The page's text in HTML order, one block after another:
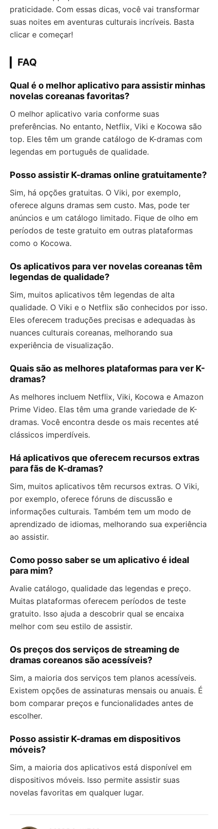
praticidade. Com essas dicas, você vai transformar
suas noites em aventuras culturais incríveis. Basta
clicar e começar!
FAQ
Qual é o melhor aplicativo para assistir minhas
novelas coreanas favoritas?
O melhor aplicativo varia conforme suas
preferências. No entanto, Netflix, Viki e Kocowa são
top. Eles têm um grande catálogo de K-dramas com
legendas em português de qualidade.
Posso assistir K-dramas online gratuitamente?
Sim, há opções gratuitas. O Viki, por exemplo,
oferece alguns dramas sem custo. Mas, pode ter
anúncios e um catálogo limitado. Fique de olho em
períodos de teste gratuito em outras plataformas
como o Kocowa.
Os aplicativos para ver novelas coreanas têm
legendas de qualidade?
Sim, muitos aplicativos têm legendas de alta
qualidade. O Viki e o Netflix são conhecidos por isso.
Eles oferecem traduções precisas e adequadas às
nuances culturais coreanas, melhorando sua
experiência de visualização.
Quais são as melhores plataformas para ver K-
dramas?
As melhores incluem Netflix, Viki, Kocowa e Amazon
Prime Video. Elas têm uma grande variedade de K-
dramas. Você encontra desde os mais recentes até
clássicos imperdíveis.
Há aplicativos que oferecem recursos extras
para fãs de K-dramas?
Sim, muitos aplicativos têm recursos extras. O Viki,
por exemplo, oferece fóruns de discussão e
informações culturais. Também tem um modo de
aprendizado de idiomas, melhorando sua experiência
ao assistir.
Como posso saber se um aplicativo é ideal
para mim?
Avalie catálogo, qualidade das legendas e preço.
Muitas plataformas oferecem períodos de teste
gratuito. Isso ajuda a descobrir qual se encaixa
melhor com seu estilo de assistir.
Os preços dos serviços de streaming de
dramas coreanos são acessíveis?
Sim, a maioria dos serviços tem planos acessíveis.
Existem opções de assinaturas mensais ou anuais. É
bom comparar preços e funcionalidades antes de
escolher.
Posso assistir K-dramas em dispositivos
móveis?
Sim, a maioria dos aplicativos está disponível em
dispositivos móveis. Isso permite assistir suas
novelas favoritas em qualquer lugar.